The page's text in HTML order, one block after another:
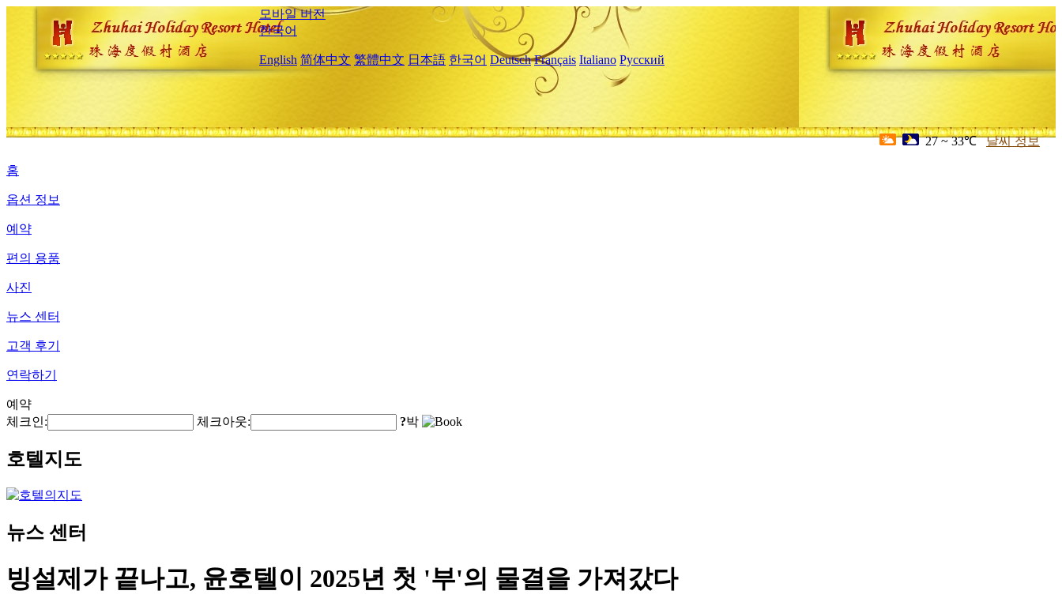
모바일 버전
한국어
English 简体中文 繁體中文 日本語 한국어 Deutsch Français Italiano Русский
27 ~ 33℃ 날씨 정보
홈
옵션 정보
예약
편의 용품
사진
뉴스 센터
고객 후기
연락하기
예약
체크인:
체크아웃: ?박
호텔지도
뉴스 센터
빙설제가 끝나고, 윤호텔이 2025년 첫 '부'의 물결을 가져갔다